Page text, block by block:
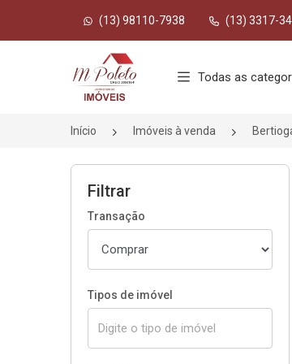
(13) 98110-7938 (13) 3317-
Página inicial
Todas as
Início Imóveis à venda
Filtrar
Transação
Tipos de imóvel